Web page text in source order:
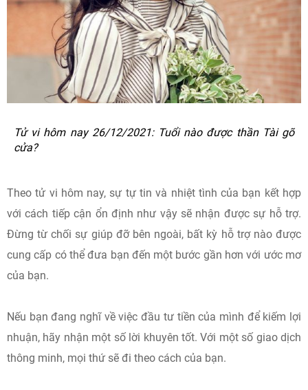
Tử vi hôm nay 26/12/2021: Tuổi nào được thần Tài gõ
cửa?
Theo tử vi hôm nay, sự tự tin và nhiệt tình của bạn kết hợp
với cách tiếp cận ổn định như vậy sẽ nhận được sự hỗ trợ.
Đừng từ chối sự giúp đỡ bên ngoài, bất kỳ hỗ trợ nào được
cung cấp có thể đưa bạn đến một bước gần hơn với ước mơ
của bạn.
Nếu bạn đang nghĩ về việc đầu tư tiền của mình để kiếm lợi
nhuận, hãy nhận một số lời khuyên tốt. Với một số giao dịch
thông minh, mọi thứ sẽ đi theo cách của bạn.